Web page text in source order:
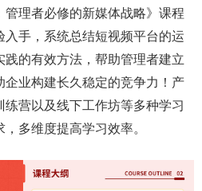
理者必修的新媒体战略》课程
手，系统总结短视频平台的运
的有效方法，帮助管理者建立
企业构建长久稳定的竞争力！产
营以及线下工作坊等多种学习
多维度提高学习效率。